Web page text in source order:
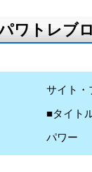
ワトレブ
サイト・
■タイト
パワー